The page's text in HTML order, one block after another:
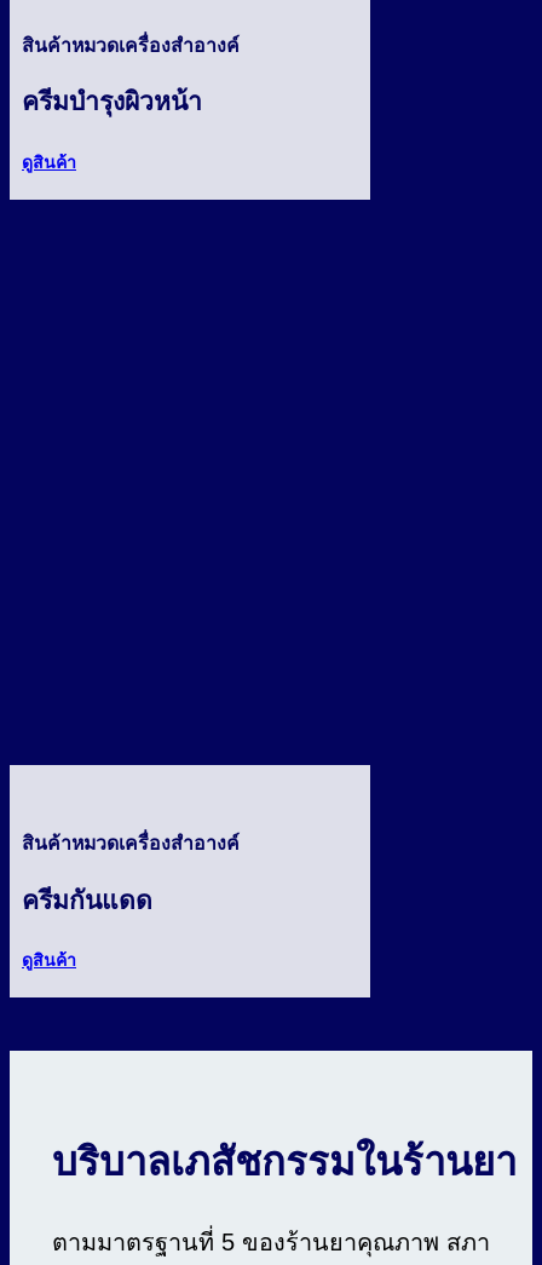
สินค้าหมวดเครื่องสำอางค์
ครีมบำรุงผิวหน้า
ดูสินค้า
สินค้าหมวดเครื่องสำอางค์
ครีมกันแดด
ดูสินค้า
บริบาลเภสัชกรรมในร้านยา
ตามมาตรฐานที่ 5 ของร้านยาคุณภาพ สภา